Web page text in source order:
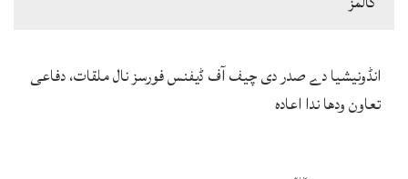
انڈونیشیا دے صدر دی چیف آف ڈیفنس فورسز نال ملقات، دفاعی
تعاون ودھا ندا اعادہ